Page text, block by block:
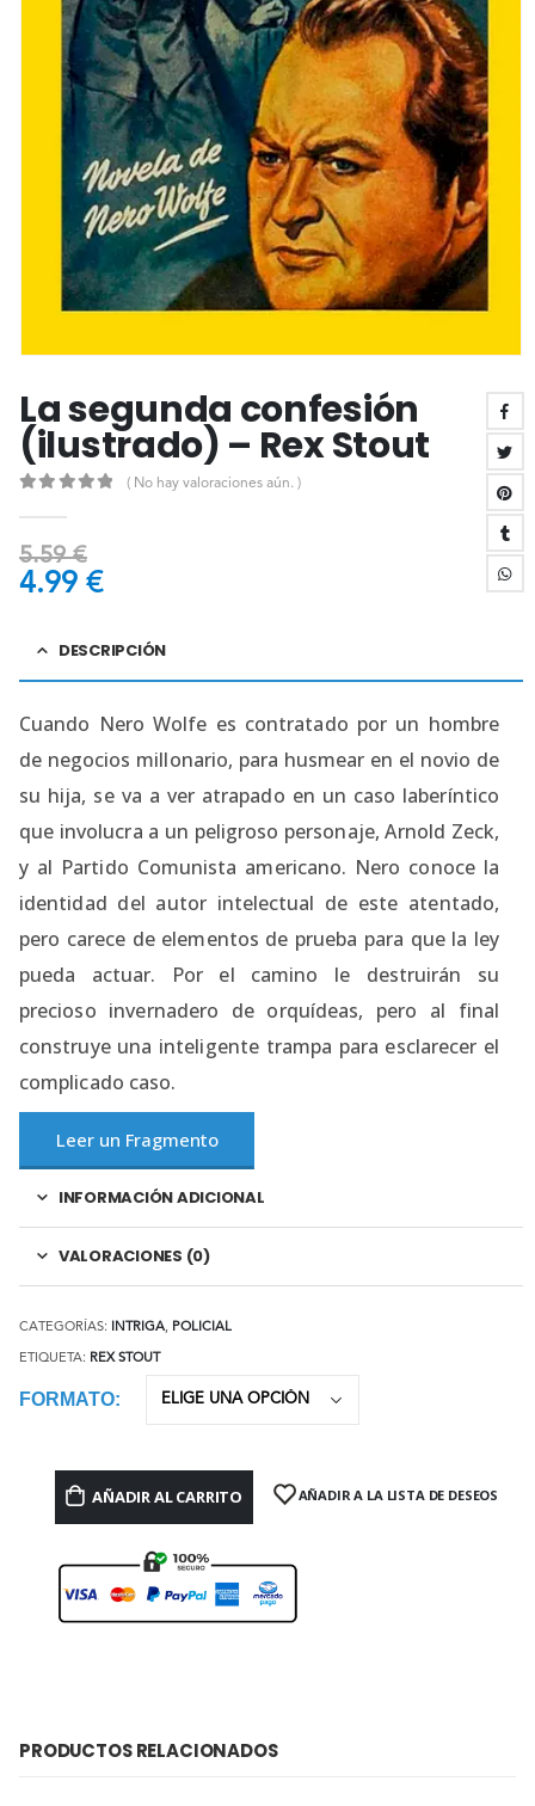
La segunda confesión
(ilustrado) – Rex Stout
( No hay valoraciones aún. )
5.59€
4.99 €
DESCRIPCIÓN
Cuando Nero Wolfe es contratado por un hombre
de negocios millonario, para husmear en el novio de
su hija, se va a ver atrapado en un caso laberíntico
que involucra a un peligroso personaje, Arnold Zeck,
y al Partido Comunista americano. Nero conoce la
identidad del autor intelectual de este atentado,
pero carece de elementos de prueba para que la ley
pueda actuar. Por el camino le destruirán su
precioso invernadero de orquídeas, pero al final
construye una inteligente trampa para esclarecer el
complicado caso.
Leer un Fragmento
INFORMACIÓN ADICIONAL
VALORACIONES (0)
CATEGORÍAS: INTRIGA, POLICIAL
ETIQUETA: REX STOUT
FORMATO
AÑADIR AL CARRITO AÑADIR A LA LISTA DE DESEOS
PRODUCTOS RELACIONADOS